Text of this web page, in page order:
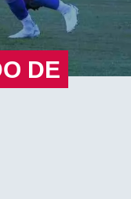
DE